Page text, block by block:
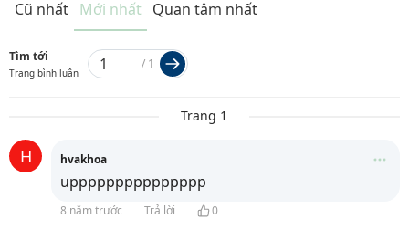
Cũ nhất Mới nhất Quan tâm nhất
Tìm tới
Trang bình luận
/ 1
Trang 1
H hvakhoa
uppppppppppppppp
8 năm trước Trả lời 0